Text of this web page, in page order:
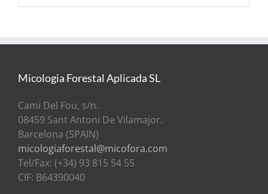
Micologia Forestal Aplicada SL
Cami Del Fou, s/n.
08459 Sant Antoni De Vilamajor.
Barcelona (SPAIN)
micologiaforestal@micofora.com
Tel/Fax: (+34) 93 815 54 55
CIF: B64390040